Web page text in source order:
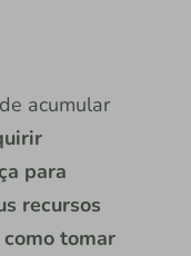
acumular
para
recursos
tomar